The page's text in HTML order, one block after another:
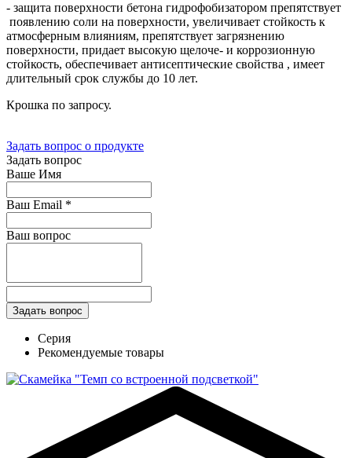
- защита поверхности бетона гидрофобизатором препятствует
появлению соли на поверхности, увеличивает стойкость к
атмосферным влияниям, препятствует загрязнению
поверхности, придает высокую щелоче- и коррозионную
стойкость, обеспечивает антисептические свойства , имеет
длительный срок службы до 10 лет.
Крошка по запросу.
Задать вопрос о продукте
Задать вопрос
Ваше Имя
Ваш Email *
Ваш вопрос
Серия
Рекомендуемые товары